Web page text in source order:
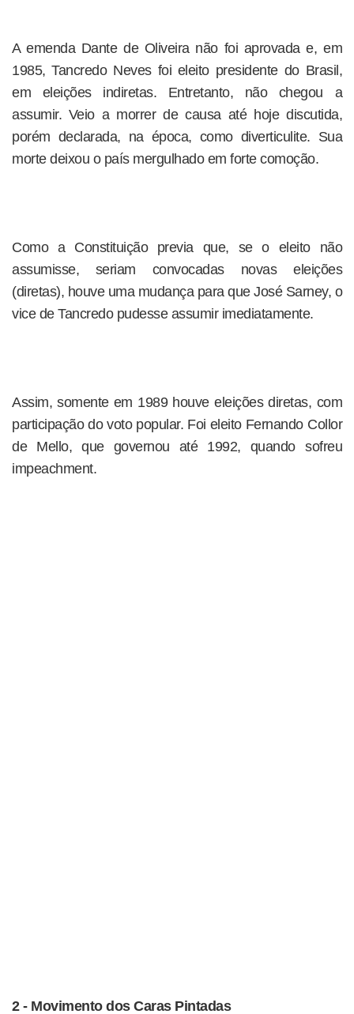
A emenda Dante de Oliveira não foi aprovada e, em
1985, Tancredo Neves foi eleito presidente do Brasil,
em eleições indiretas. Entretanto, não chegou a
assumir. Veio a morrer de causa até hoje discutida,
porém declarada, na época, como diverticulite. Sua
morte deixou o país mergulhado em forte comoção.
Como a Constituição previa que, se o eleito não
assumisse, seriam convocadas novas eleições
(diretas), houve uma mudança para que José Sarney, o
vice de Tancredo pudesse assumir imediatamente.
Assim, somente em 1989 houve eleições diretas, com
participação do voto popular. Foi eleito Fernando Collor
de Mello, que governou até 1992, quando sofreu
impeachment.
2 - Movimento dos Caras Pintadas